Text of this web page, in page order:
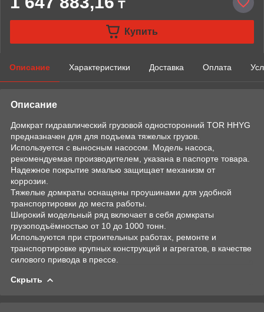
₸
Купить
Описание Характеристики Доставка Оплата
Описание
Домкрат гидравлический грузовой односторонний TOR HHYG
предназначен для для подъема тяжелых грузов.
Используется с выносным насосом. Модель насоса,
рекомендуемая производителем, указана в паспорте товара.
Надежное покрытие эмалью защищает механизм от
коррозии.
Тяжелые домкраты оснащены проушинами для удобной
транспортировки до места работы.
Широкий модельный ряд включает в себя домкраты
грузоподъёмностью от 10 до 1000 тонн.
Используются при строительных работах, ремонте и
транспортировке крупных конструкций и агрегатов, в качестве
силового привода в прессе.
Скрыть